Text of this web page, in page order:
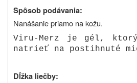
Spôsob podávania:
Nanášanie priamo na kožu.
Viru-Merz je gél, ktorý
natrieť na postihnuté
Dĺžka liečby: